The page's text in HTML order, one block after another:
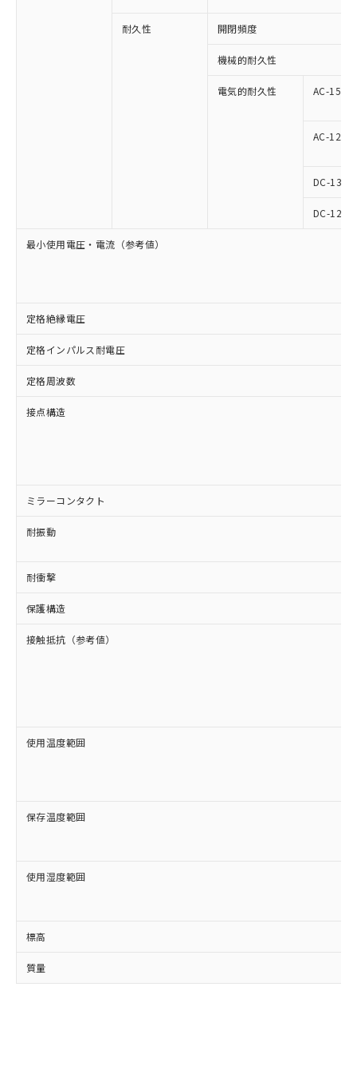
耐久性 開閉頻度
機械的耐久性
電気的耐久性 AC-15
AC-12
DC-13
DC-12
最小使用電圧・電流（参考値）
定格絶縁電圧
定格インパルス耐電圧
定格周波数
接点構造
ミラーコンタクト
耐振動
耐衝撃
保護構造
接触抵抗（参考値）
使用温度範囲
保存温度範囲
使用湿度範囲
標高
質量